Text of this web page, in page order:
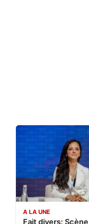
A LA UNE
Fait divers: Scène